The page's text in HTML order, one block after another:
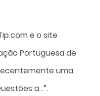
e o site
Portuguesa de
uma
a…”.